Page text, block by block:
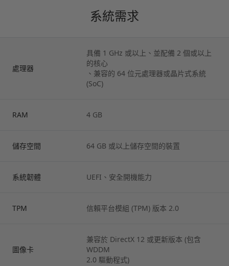
系統需求
處理器
具備 1 GHz 或以上、並配備 2 個或以上
的核心
、兼容的 64 位元處理器或晶片式系統
(SoC)
RAM 4 GB
儲存空間 64 GB 或以上儲存空間的裝置
系統韌體 UEFI、安全開機能力
TPM 信賴平台模組 (TPM) 版本 2.0
圖像卡
兼容於 DirectX 12 或更新版本 (包含
WDDM
2.0 驅動程式)